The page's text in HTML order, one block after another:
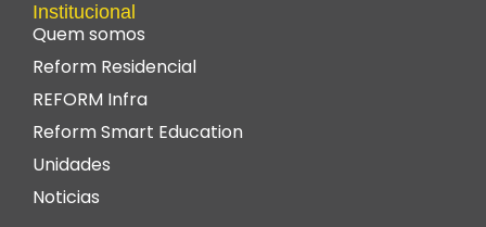
Institucional
Quem somos
Reform Residencial
REFORM Infra
Reform Smart Education
Unidades
Noticias